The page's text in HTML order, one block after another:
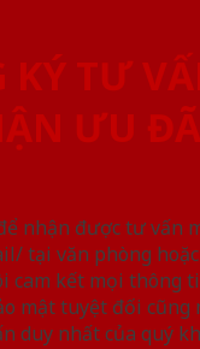
KÝ TƯ
ƯU
nhận được tư vấn
tại văn phòng
cam kết mọi thông
mật tuyệt đối cũng
duy nhất của quý